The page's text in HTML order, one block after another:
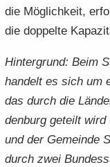
die Mög­lich­keit,
die dop­pel­te
Hin­ter­grund: Beim
han­delt es sich um
das durch die
den­burg ge­teilt
und der Ge­mein­de
durch zwei